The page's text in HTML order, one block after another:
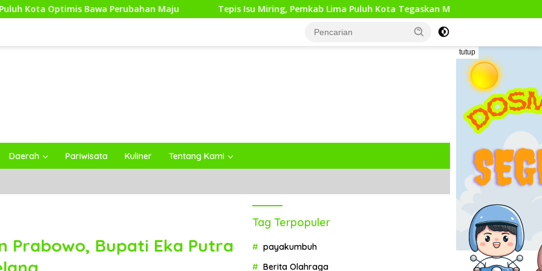
Bawa Perubahan Maju Tepis Isu Miring, Pemkab Lima Puluh Kota Tegaskan Mutasi ASN dan Prosedur Pengadaan
tutup
Daerah Pariwisata Kuliner Tentang Kami
Prabowo, Bupati Eka Putra
Tag Terpopuler
payakumbuh
Berita Olahraga